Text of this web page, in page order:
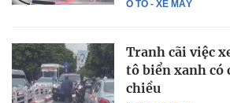
Ô TÔ - XE MÁY
Tranh cãi việc
tô biển xanh có
chiều